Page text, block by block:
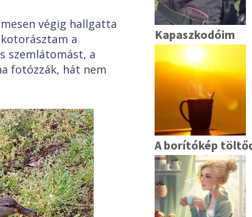
végig hallgatta
a
szemlátomást, a
fotózzák, hát nem
Kapaszkodóim
A borítókép